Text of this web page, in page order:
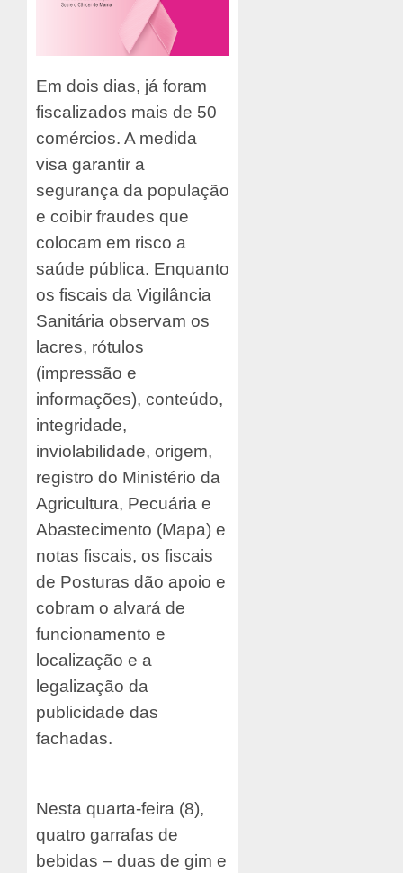
Em dois dias, já foram
fiscalizados mais de 50
comércios. A medida
visa garantir a
segurança da população
e coibir fraudes que
colocam em risco a
saúde pública. Enquanto
os fiscais da Vigilância
Sanitária observam os
lacres, rótulos
(impressão e
informações), conteúdo,
integridade,
inviolabilidade, origem,
registro do Ministério da
Agricultura, Pecuária e
Abastecimento (Mapa) e
notas fiscais, os fiscais
de Posturas dão apoio e
cobram o alvará de
funcionamento e
localização e a
legalização da
publicidade das
fachadas.
Nesta quarta-feira (8),
quatro garrafas de
bebidas – duas de gim e